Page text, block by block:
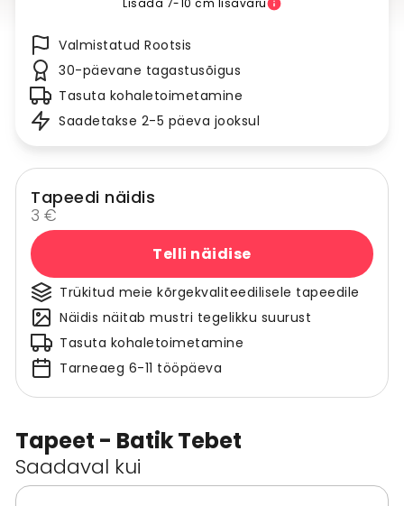
Tapeet - Batik Tebet
Saadaval kui
Lisada 7-10 cm lisavaru
Valmistatud Rootsis
30-päevane tagastusõigus
Tasuta kohaletoimetamine
Saadetakse 2-5 päeva jooksul
Tapeedi näidis
3 €
Telli näidise
Trükitud meie kõrgekvaliteedilisele tapeedile
Näidis näitab mustri tegelikku suurust
Tasuta kohaletoimetamine
Tarneaeg 6-11 tööpäeva